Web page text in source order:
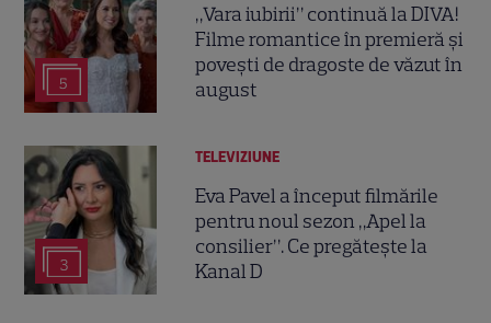
5
„Vara iubirii” continuă la DIVA!
Filme romantice în premieră și
povești de dragoste de văzut în
august
3
TELEVIZIUNE
Eva Pavel a început filmările
pentru noul sezon „Apel la
consilier”. Ce pregătește la
Kanal D